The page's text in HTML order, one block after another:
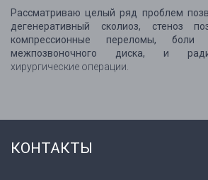
Рассматриваю целый ряд проблем
дегенеративный сколиоз, стеноз
компрессионные переломы,
межпозвоночного диска, и
хирургические операции.
КОНТАКТЫ